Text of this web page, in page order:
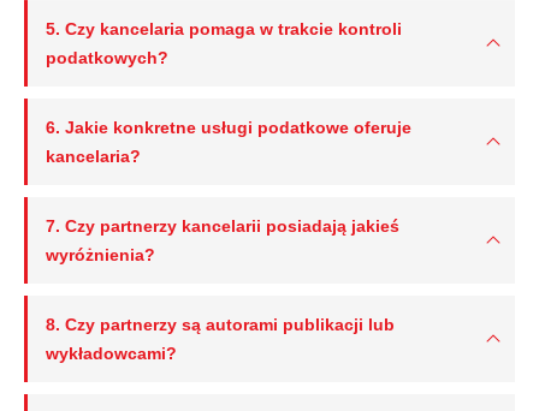
5. Czy kancelaria pomaga w trakcie kontroli
podatkowych?
6. Jakie konkretne usługi podatkowe oferuje
kancelaria?
7. Czy partnerzy kancelarii posiadają jakieś
wyróżnienia?
8. Czy partnerzy są autorami publikacji lub
wykładowcami?